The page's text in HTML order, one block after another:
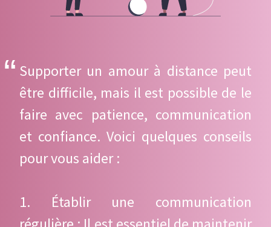
Supporter un amour à distance peut
être difficile, mais il est possible de le
faire avec patience, communication
et confiance. Voici quelques conseils
pour vous aider :
1. Établir une communication